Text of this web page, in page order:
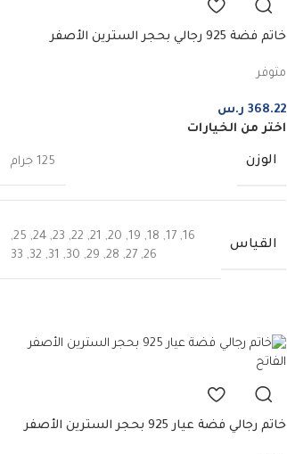
خاتم فضة 925 رجالي بحجر السترين الأصفر
متوفر
368.22 ر.س
اختر من الخيارات
الوزن 125 جرام
القياس
16
,
17
,
18
,
19
,
20
,
21
,
22
,
23
,
24
,
25
,
26
,
27
,
28
,
29
,
30
,
31
,
32
,
33
خاتم رجالي فضة عيار 925 بحجر السترين الأصفر